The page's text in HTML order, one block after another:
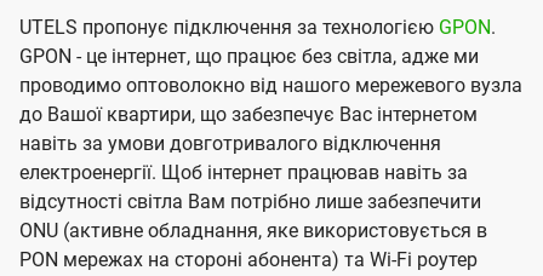
UTELS пропонує підключення за технологією GPON.
GPON - це інтернет, що працює без світла, адже ми
проводимо оптоволокно від нашого мережевого вузла
до Вашої квартири, що забезпечує Вас інтернетом
навіть за умови довготривалого відключення
електроенергії. Щоб інтернет працював навіть за
відсутності світла Вам потрібно лише забезпечити
ONU (активне обладнання, яке використовується в
PON мережах на стороні абонента) та Wi-Fi роутер